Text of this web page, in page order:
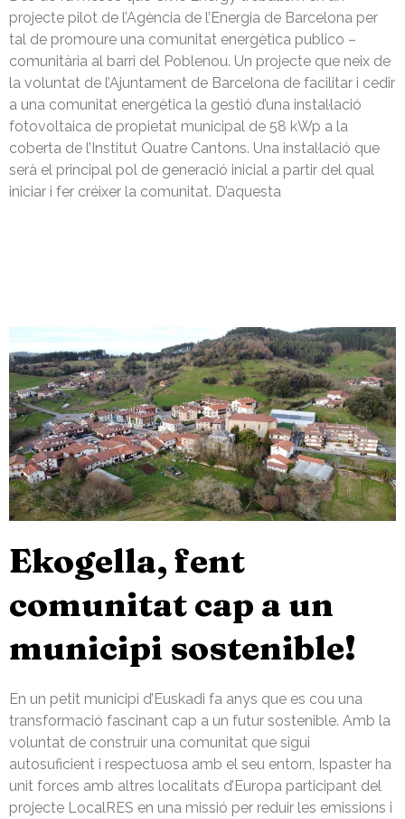
projecte pilot de l’Agència de l’Energia de Barcelona per
tal de promoure una comunitat energètica publico –
comunitària al barri del Poblenou. Un projecte que neix de
la voluntat de l’Ajuntament de Barcelona de facilitar i cedir
a una comunitat energètica la gestió d’una instal·lació
fotovoltaica de propietat municipal de 58 kWp a la
coberta de l’Institut Quatre Cantons. Una instal·lació que
serà el principal pol de generació inicial a partir del qual
iniciar i fer créixer la comunitat. D’aquesta
Ekogella, fent
comunitat cap a un
municipi sostenible!
En un petit municipi d’Euskadi fa anys que es cou una
transformació fascinant cap a un futur sostenible. Amb la
voluntat de construir una comunitat que sigui
autosuficient i respectuosa amb el seu entorn, Ispaster ha
unit forces amb altres localitats d’Europa participant del
projecte LocalRES en una missió per reduir les emissions i